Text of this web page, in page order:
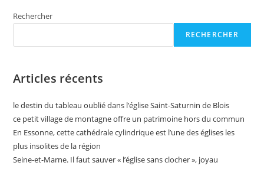
Travaux,
Dame-
A
Rouvert
Rechercher
RECHERCHER
Articles récents
le destin du tableau oublié dans l’église Saint-Saturnin de Blois
ce petit village de montagne offre un patrimoine hors du commun
En Essonne, cette cathédrale cylindrique est l’une des églises les
plus insolites de la région
Seine-et-Marne. Il faut sauver « l’église sans clocher », joyau